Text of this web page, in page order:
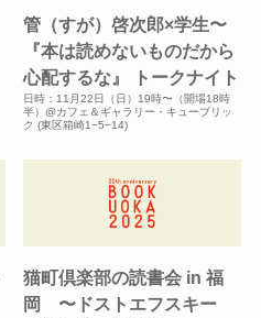
管（すが）啓次郎×学生〜
『本は読めないものだから
心配するな』 トークナイト
日時：11月22日（日）19時〜（開場18時
半）@カフェ＆ギャラリー・キューブリッ
ク (東区箱崎1−5−14)
猫町倶楽部の読書会 in 福
岡 〜ドストエフスキー